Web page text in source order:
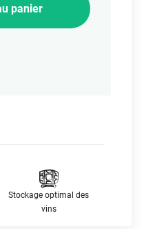
panier
Stockage optimal des
vins